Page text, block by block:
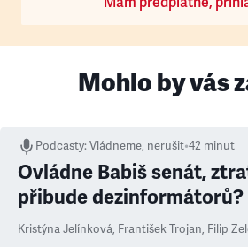
Mohlo by vás
Podcasty:Vládneme, nerušit•42 minut
Ovládne Babiš senát,
přibude dezinformátorů?
Kristýna Jelínková, František Trojan, Filip